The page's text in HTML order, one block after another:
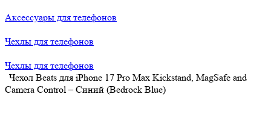
Аксессуары для телефонов
Чехлы для телефонов
Чехлы для телефонов
Чехол Beats для iPhone 17 Pro Max Kickstand, MagSafe and
Camera Control – Синий (Bedrock Blue)